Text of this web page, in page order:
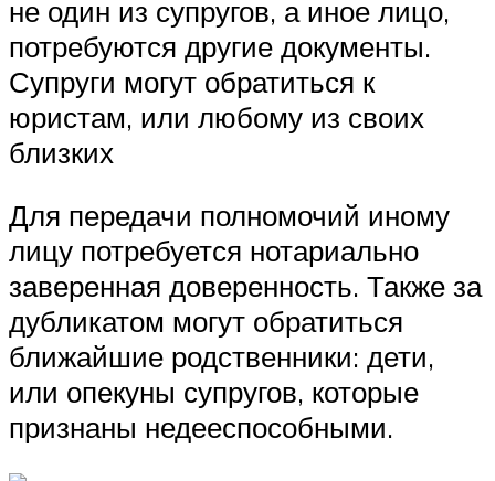
не один из супругов, а иное лицо,
потребуются другие документы.
Супруги могут обратиться к
юристам, или любому из своих
близких
Для передачи полномочий иному
лицу потребуется нотариально
заверенная доверенность. Также за
дубликатом могут обратиться
ближайшие родственники: дети,
или опекуны супругов, которые
признаны недееспособными.